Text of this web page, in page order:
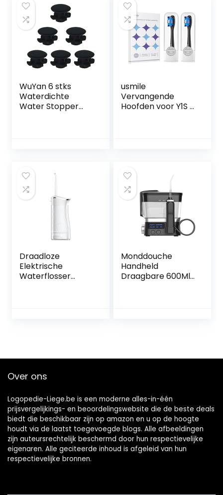
opzetborstels Met
Reishoes, Grijs
450 of WP-100
waterflossers,
verpakking van 2
(PS-100E)
WuYan 6 stks
Waterdichte
Water Stopper
usmile
Vervangende
Hoofden voor Y1S /
borstelhoofden
met Reisdekking,
Zwart
Draadloze
Elektrische
Waterflosser
Monddouche
Handheld
Draagbare 600Ml
Over ons
Logopedie-Liege.be is een moderne alles-in-één
prijsvergelijkings- en beoordelingswebsite die de beste deals
biedt die beschikbaar zijn op amazon en u op de hoogte
houdt via de laatst toegevoegde blogs. Alle afbeeldingen
zijn auteursrechtelijk beschermd door hun respectievelijke
eigenaren. Alle geciteerde inhoud is afgeleid van hun
respectievelijke bronnen.